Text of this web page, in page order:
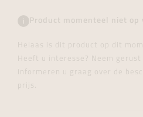
Product momenteel niet op
Helaas is dit product op dit
Heeft u interesse? Neem gerust
informeren u graag over de
prijs.